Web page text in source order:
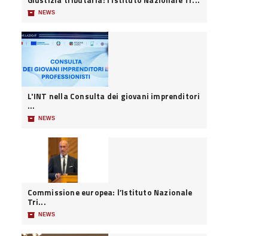
📦 NEWS
L'INT nella Consulta dei giovani imprenditori
...
📦 NEWS
Commissione europea: l’Istituto Nazionale
Tri...
📦 NEWS